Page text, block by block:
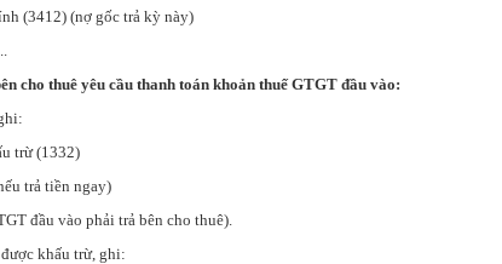
(3412) (nợ gốc trả kỳ này)
cho thuê yêu cầu thanh toán khoản thuế GTGT đầu vào:
trừ, ghi:
trừ (1332)
trả tiền ngay)
đầu vào phải trả bên cho thuê).
khấu trừ, ghi: